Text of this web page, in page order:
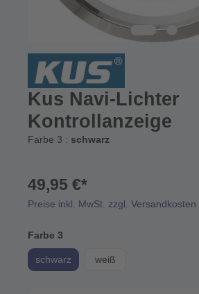
Kus Navi-Lichter
Kontrollanzeige
Farbe 3 : schwarz
49,95 €*
Preise inkl. MwSt. zzgl. Versandkosten
Farbe 3
schwarz weiß